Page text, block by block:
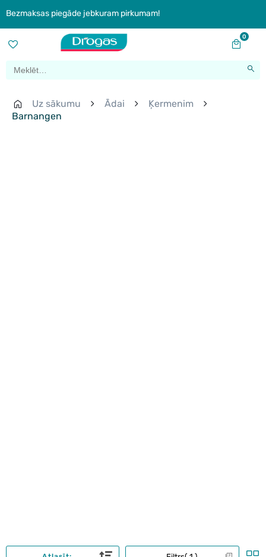
Bezmaksas piegāde jebkuram pirkumam!
0
Uz sākumu Ādai
Ķermenim
Barnangen